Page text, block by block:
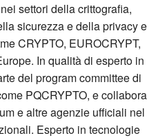
settori della crittografia,
sicurezza e della privacy e
CRYPTO, EUROCRYPT,
In qualità di esperto in
del program committee di
PQCRYPTO, e collabora
e altre agenzie ufficiali nel
Esperto in tecnologie